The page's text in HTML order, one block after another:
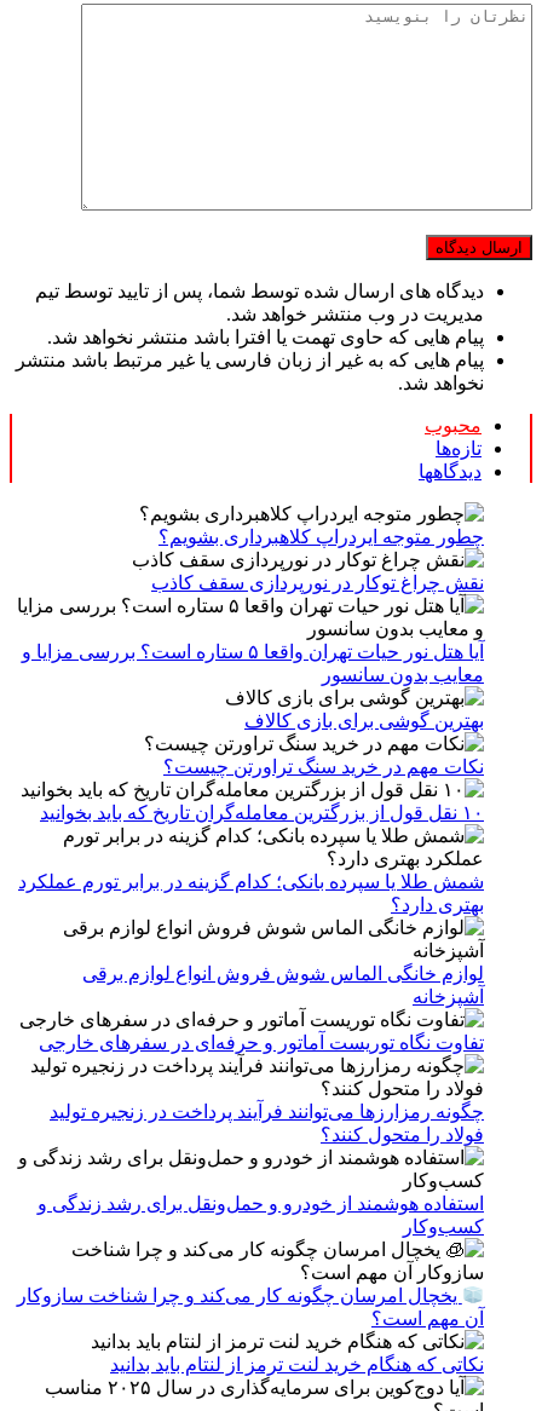
دیدگاه های ارسال شده توسط شما، پس از تایید توسط تیم
مدیریت در وب منتشر خواهد شد.
پیام هایی که حاوی تهمت یا افترا باشد منتشر نخواهد شد.
پیام هایی که به غیر از زبان فارسی یا غیر مرتبط باشد منتشر
نخواهد شد.
محبوب
تازه‌ها
دیدگاهها
چطور متوجه ایردراپ کلاهبرداری بشویم؟
نقش چراغ توکار در نورپردازی سقف کاذب
آیا هتل نور حیات تهران واقعا ۵ ستاره است؟ بررسی مزایا و
معایب بدون سانسور
بهترین گوشی برای بازی کالاف
نکات مهم در خرید سنگ تراورتن چیست؟
۱۰ نقل قول از بزرگترین معامله‌گران تاریخ که باید بخوانید
شمش طلا یا سپرده بانکی؛ کدام گزینه در برابر تورم عملکرد
بهتری دارد؟
لوازم خانگی الماس شوش فروش انواع لوازم برقی
آشپزخانه
تفاوت نگاه توریست آماتور و حرفه‌ای در سفرهای خارجی
چگونه رمزارزها می‌توانند فرآیند پرداخت در زنجیره تولید
فولاد را متحول کنند؟
استفاده هوشمند از خودرو و حمل‌ونقل برای رشد زندگی و
کسب‌وکار
یخچال امرسان چگونه کار می‌کند و چرا شناخت سازوکار
آن مهم است؟
نکاتی که هنگام خرید لنت ترمز از لنتام باید بدانید